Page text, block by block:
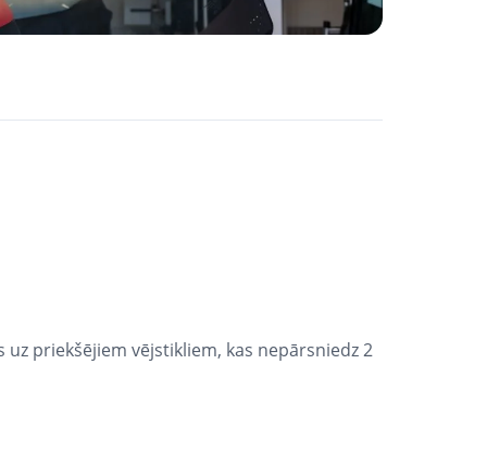
priekšējiem vējstikliem, kas nepārsniedz 2